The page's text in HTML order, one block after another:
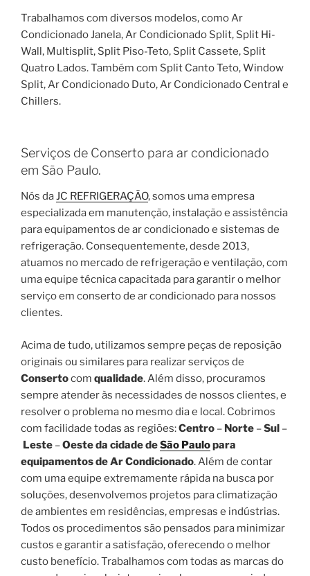
Trabalhamos com diversos modelos, como Ar
Condicionado Janela, Ar Condicionado Split, Split Hi-
Wall, Multisplit, Split Piso-Teto, Split Cassete, Split
Quatro Lados. Também com Split Canto Teto, Window
Split, Ar Condicionado Duto, Ar Condicionado Central e
Chillers.
Serviços de Conserto para ar condicionado
em São Paulo.
Nós daJC REFRIGERAÇÃO, somos uma empresa
especializada em manutenção, instalação e assistência
para equipamentos de ar condicionado e sistemas de
refrigeração. Consequentemente, desde 2013,
atuamos no mercado de refrigeração e ventilação, com
uma equipe técnica capacitada para garantir o melhor
serviço em conserto de ar condicionado para nossos
clientes.
Acima de tudo, utilizamos sempre peças de reposição
originais ou similares para realizar serviços de
Consertocom qualidade. Além disso, procuramos
sempre atender às necessidades de nossos clientes, e
resolver o problema no mesmo dia e local. Cobrimos
com facilidade todas as regiões:Centro – Norte –Sul –
Leste –Oeste da cidade deSão Paulopara
equipamentos de Ar Condicionado. Além de contar
com uma equipe extremamente rápida na busca por
soluções, desenvolvemos projetos para climatização
de ambientes em residências, empresas e indústrias.
Todos os procedimentos são pensados para minimizar
custos e garantir a satisfação, oferecendo o melhor
custo benefício. Trabalhamos com todas as marcas do